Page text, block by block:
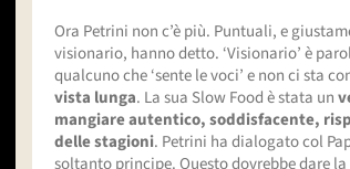
Ora Petrini non c’è più. Puntuali, e
visionario, hanno detto. ‘Visionario’ è
qualcuno che ‘sente le voci’ e non ci sta
vista lunga. La sua Slow Food è stata un
mangiare autentico, soddisfacente,
delle stagioni. Petrini ha dialogato col
soltanto principe. Questo dovrebbe dare